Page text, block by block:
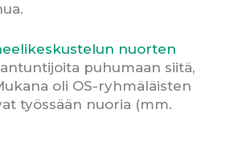
nuorten
puhumaan siitä,
oli OS-ryhmäläisten
työssään nuoria (mm.